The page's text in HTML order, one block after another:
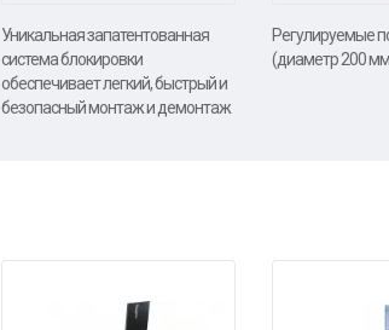
Уникальная запатентованная
система блокировки
обеспечивает легкий, быстрый и
безопасный монтаж и демонтаж
Регулируемые
(диаметр 200